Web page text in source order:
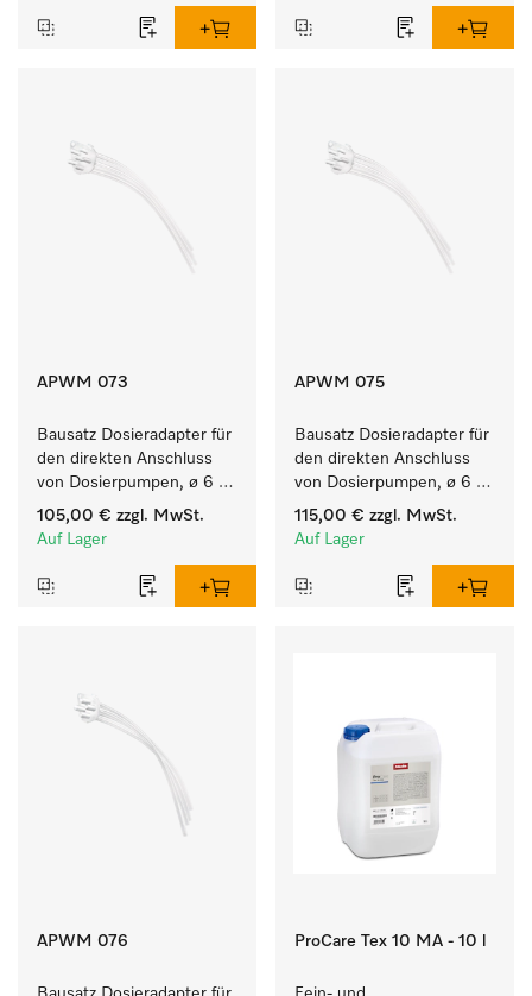
APWM 073
Bausatz Dosieradapter für
den direkten Anschluss
von Dosierpumpen, ø 6
mm, bei bis zu 9 kg
Füllmenge.
105,00 € zzgl. MwSt.
Auf Lager
APWM 075
Bausatz Dosieradapter für
den direkten Anschluss
von Dosierpumpen, ø 6
mm, bei bis zu 11 kg
Füllmenge.
115,00 € zzgl. MwSt.
Auf Lager
APWM 076 ProCare Tex 10 MA - 10 l